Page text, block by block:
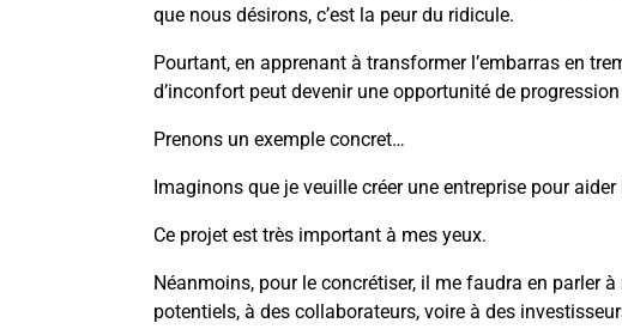
que nous désirons, c’est la peur du ridicule.
Pourtant, en apprenant à transformer l’embarras en
d’inconfort peut devenir une opportunité de
Prenons un exemple concret…
Imaginons que je veuille créer une entreprise pour aider
Ce projet est très important à mes yeux.
Néanmoins, pour le concrétiser, il me faudra en parler
potentiels, à des collaborateurs, voire à des